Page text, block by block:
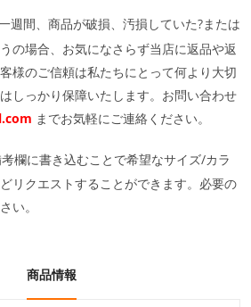
週間、商品が破損、汚損していた?または
の場合、お気になさらず当店に返品や返
様のご信頼は私たちにとって何より大切
しっかり保障いたします。お問い合わせ
までお気軽にご連絡ください。
欄に書き込むことで希望なサイズ/カラ
リクエストすることができます。必要の
い。
商品情報